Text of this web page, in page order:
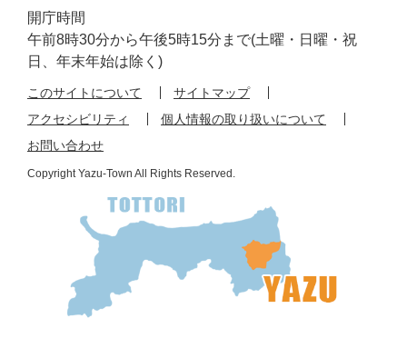
開庁時間
午前8時30分から午後5時15分まで(土曜・日曜・祝
日、年末年始は除く)
このサイトについて
サイトマップ
アクセシビリティ
個人情報の取り扱いについて
お問い合わせ
Copyright Yazu-Town All Rights Reserved.